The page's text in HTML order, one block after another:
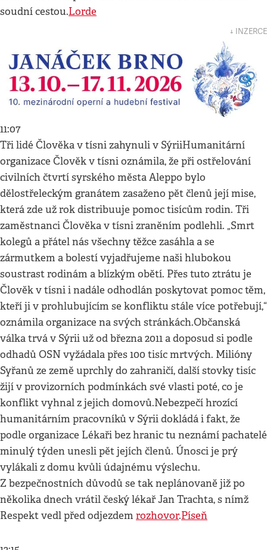
soudní cestou.Lorde
↓ INZERCE
11:07
Tři lidé Člověka v tísni zahynuli v SýriiHumanitární
organizace Člověk v tísni oznámila, že při ostřelování
civilních čtvrtí syrského města Aleppo bylo
dělostřeleckým granátem zasaženo pět členů její mise,
která zde už rok distribuuje pomoc tisícům rodin. Tři
zaměstnanci Člověka v tísni zraněním podlehli. „Smrt
kolegů a přátel nás všechny těžce zasáhla a se
zármutkem a bolestí vyjadřujeme naši hlubokou
soustrast rodinám a blízkým obětí. Přes tuto ztrátu je
Člověk v tísni i nadále odhodlán poskytovat pomoc těm,
kteří ji v prohlubujícím se konfliktu stále více potřebují,“
oznámila organizace na svých stránkách.Občanská
válka trvá v Sýrii už od března 2011 a doposud si podle
odhadů OSN vyžádala přes 100 tisíc mrtvých. Milióny
Syřanů ze země uprchly do zahraničí, další stovky tisíc
žijí v provizorních podmínkách své vlasti poté, co je
konflikt vyhnal z jejich domovů.Nebezpečí hrozící
humanitárním pracovníků v Sýrii dokládá i fakt, že
podle organizace Lékaři bez hranic tu neznámí pachatelé
minulý týden unesli pět jejích členů. Únosci je prý
vylákali z domu kvůli údajnému výslechu.
Z bezpečnostních důvodů se tak neplánovaně již po
několika dnech vrátil český lékař Jan Trachta, s nímž
Respekt vedl před odjezdem rozhovor.Píseň